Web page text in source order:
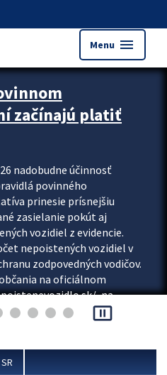
Menu menu
začínajú platiť
nadobudne účinnosť
povinného
prinesie prísnejšiu
zasielanie pokút aj
vozidiel z evidencie.
nepoistených vozidiel v
zodpovedných vodičov.
na oficiálnom
, na
aj možnosť overiť si...
pause_presentation